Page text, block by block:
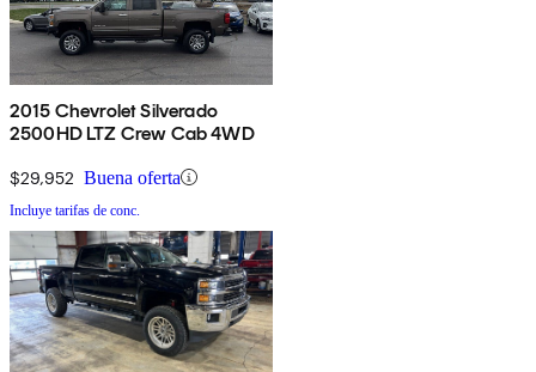
2015 Chevrolet Silverado
2500HD LTZ Crew Cab 4WD
$29,952 Buena oferta
Incluye tarifas de conc.